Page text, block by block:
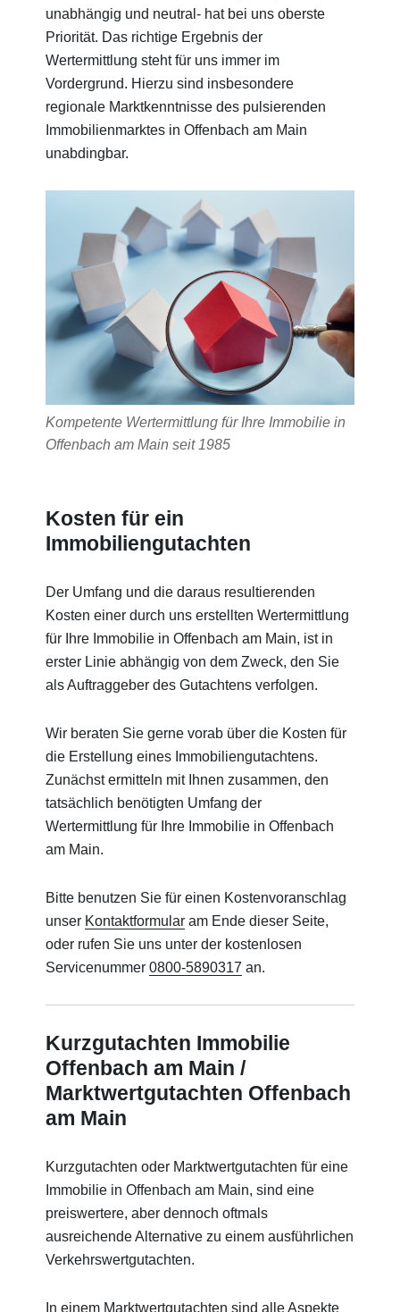
unabhängig und neutral- hat bei uns oberste
Priorität. Das richtige Ergebnis der
Wertermittlung steht für uns immer im
Vordergrund. Hierzu sind insbesondere
regionale Marktkenntnisse des pulsierenden
Immobilienmarktes in Offenbach am Main
unabdingbar.
Kompetente Wertermittlung für Ihre Immobilie in
Offenbach am Main seit 1985
Kosten für ein
Immobiliengutachten
Der Umfang und die daraus resultierenden
Kosten einer durch uns erstellten Wertermittlung
für Ihre Immobilie in Offenbach am Main, ist in
erster Linie abhängig von dem Zweck, den Sie
als Auftraggeber des Gutachtens verfolgen.
Wir beraten Sie gerne vorab über die Kosten für
die Erstellung eines Immobiliengutachtens.
Zunächst ermitteln mit Ihnen zusammen, den
tatsächlich benötigten Umfang der
Wertermittlung für Ihre Immobilie in Offenbach
am Main.
Bitte benutzen Sie für einen Kostenvoranschlag
unser Kontaktformular am Ende dieser Seite,
oder rufen Sie uns unter der kostenlosen
Servicenummer0800-5890317 an.
Kurzgutachten Immobilie
Offenbach am Main /
Marktwertgutachten Offenbach
am Main
Kurzgutachten oder Marktwertgutachten für eine
Immobilie in Offenbach am Main, sind eine
preiswertere, aber dennoch oftmals
ausreichende Alternative zu einem ausführlichen
Verkehrswertgutachten.
In einem Marktwertgutachten sind alle Aspekte